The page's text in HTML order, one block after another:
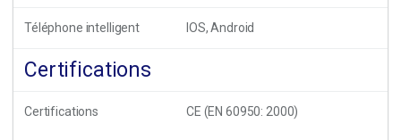
Téléphone intelligent IOS, Android
Certifications
Certifications CE (EN 60950: 2000)